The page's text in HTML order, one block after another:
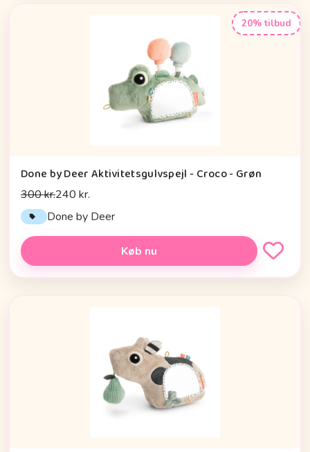
20% tilbud
Done by Deer Aktivitetsgulvspejl - Croco - Grøn
300 kr.240 kr.
Done by Deer
Køb nu